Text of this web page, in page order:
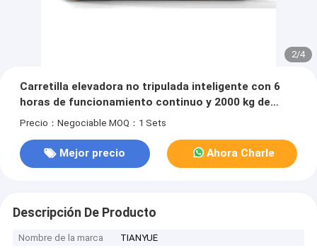
2/4
Carretilla elevadora no tripulada inteligente con 6
horas de funcionamiento continuo y 2000 kg de
capacidad de carga, con navegación SLAM por láser
Precio：Negociable MOQ：1 Sets
Mejor precio Ahora Charle
Descripción De Producto
Nombre de la marca
TIANYUE